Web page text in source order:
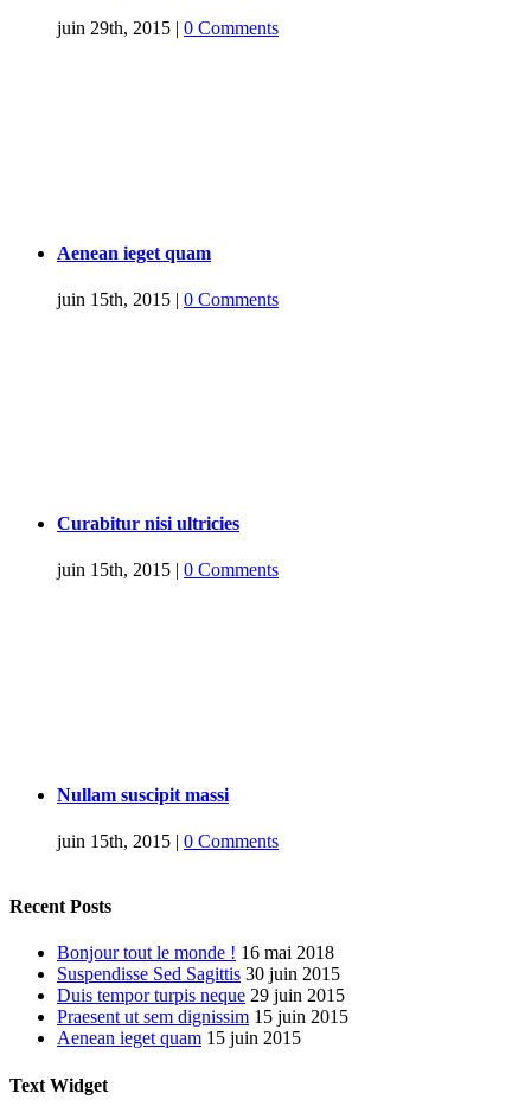
juin 29th, 2015 | 0 Comments
Aenean ieget quam
juin 15th, 2015 | 0 Comments
Curabitur nisi ultricies
juin 15th, 2015 | 0 Comments
Nullam suscipit massi
juin 15th, 2015 | 0 Comments
Recent Posts
Bonjour tout le monde ! 16 mai 2018
Suspendisse Sed Sagittis 30 juin 2015
Duis tempor turpis neque 29 juin 2015
Praesent ut sem dignissim 15 juin 2015
Aenean ieget quam 15 juin 2015
Text Widget